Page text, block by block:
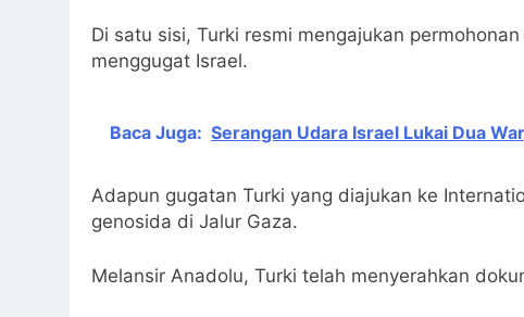
Di satu sisi, Turki resmi mengajukan
menggugat Israel.
Baca Juga: Serangan Udara Israel Lukai Dua
Adapun gugatan Turki yang diajukan ke
genosida di Jalur Gaza.
Melansir Anadolu, Turki telah menyerahkan